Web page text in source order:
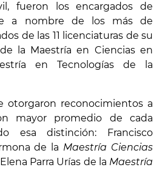
fueron los encargados de
a nombre de los más de
de las 11 licenciaturas de su
la Maestría en Ciencias en
en Tecnologías de la
otorgaron reconocimientos a
mayor promedio de cada
esa distinción: Francisco
de la Maestría Ciencias
Parra Urías de la Maestría